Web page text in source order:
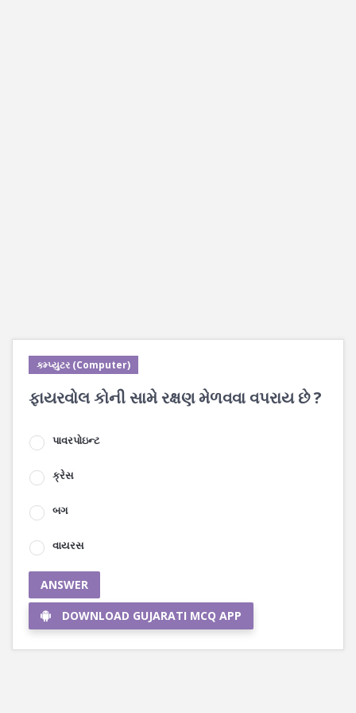
કમ્પ્યુટર (Computer)
ફાયરવોલ કોની સામે રક્ષણ મેળવવા વપરાય છે ?
પાવરપોઇન્ટ
ક્રેસ
બગ
વાયરસ
ANSWER
DOWNLOAD GUJARATI MCQ APP